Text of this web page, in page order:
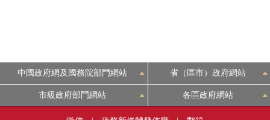
中國政府網及國務院部門網站 省（區市）政府網站
市級政府部門網站 各區政府網站